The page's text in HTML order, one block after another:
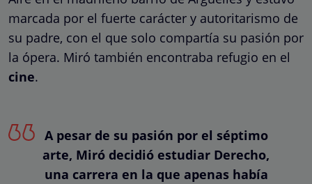
marcada por el fuerte carácter y autoritarismo de
su padre, con el que solo compartía su pasión por
la ópera. Miró también encontraba refugio en el
cine.
A pesar de su pasión por el séptimo
arte, Miró decidió estudiar Derecho,
una carrera en la que apenas había